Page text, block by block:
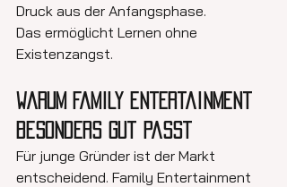
Druck aus der Anfangsphase.
Das ermöglicht Lernen ohne
Existenzangst.
Warum Family Entertainment
besonders gut passt
Für junge Gründer ist der Markt
entscheidend. Family Entertainment